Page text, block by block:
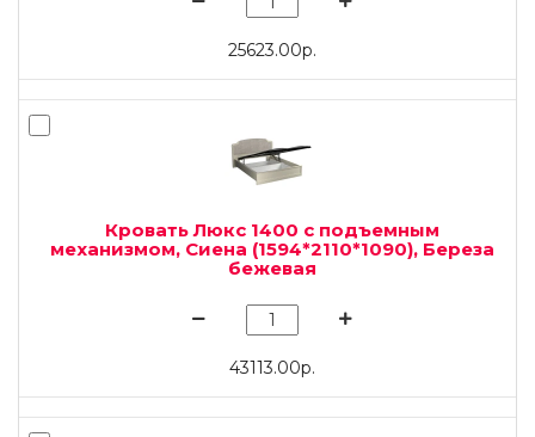
25623.00р.
Кровать Люкс 1400 с подъемным
механизмом, Сиена (1594*2110*1090), Береза
бежевая
43113.00р.